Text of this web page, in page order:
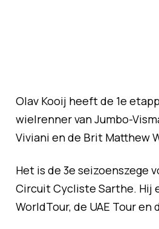
Olav Kooij heeft de 1e
wielrenner van Jumbo-
Viviani en de Brit Matthew
Het is de 3e seizoenszege
Circuit Cycliste Sarthe. Hij
WorldTour, de UAE Tour en